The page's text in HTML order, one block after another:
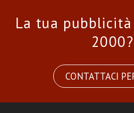
La tua
2000?
CONTATTACI